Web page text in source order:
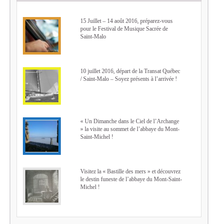
15 Juillet – 14 août 2016, préparez-vous
pour le Festival de Musique Sacrée de
Saint-Malo
10 juillet 2016, départ de la Transat Québec
/ Saint-Malo – Soyez présents à l’arrivée !
« Un Dimanche dans le Ciel de l’Archange
» la visite au sommet de l’abbaye du Mont-
Saint-Michel !
Visitez la « Bastille des mers » et découvrez
le destin funeste de l’abbaye du Mont-Saint-
Michel !